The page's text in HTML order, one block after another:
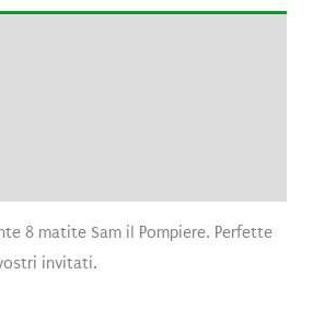
8 matite Sam il Pompiere. Perfette
invitati.